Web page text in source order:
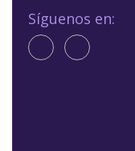
Síguenos en: